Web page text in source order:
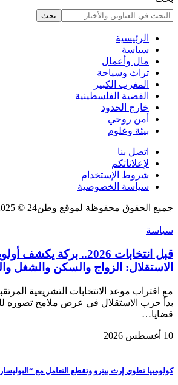
الرئيسية
سياسة
مال وأعمال
تراث وسياحة
المغرب الكبير
القضية الفلسطينية
خارج الحدود
أمن روحي
بيئة وعلوم
اتصل بنا
لإعلاناتكم
شروط الإستخدام
سياسة الخصوصية
جميع الحقوق محفوظة لموقع وطن24 © 2025
سياسة
قبل انتخابات 2026.. بركة
الاستقلال: الزواج والسكن والشغل
بدأ حزب الاستقلال في عرض ملامح تصوره
قضايا…
10 أغسطس 2026
كولومبيا تطوي إرث بيترو وتقطع التعامل مع